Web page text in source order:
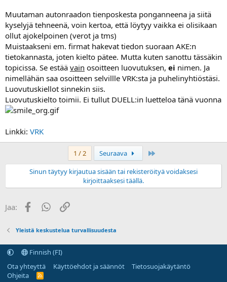
Muutaman autonraadon tienposkesta ponganneena ja siitä
kyselyjä tehneenä, voin kertoa, että löytyy vaikka ei olisikaan
ollut ajokelpoinen (verot ja tms)
Muistaakseni em. firmat hakevat tiedon suoraan AKE:n
tietokannasta, joten kielto pätee. Mutta kuten sanottu tässäkin
topicissa. Se estää vain osoitteen luovutuksen, ei nimen. Ja
nimellähän saa osoitteen selvillle VRK:sta ja puhelinyhtiöstäsi.
Luovutuskiellot sinnekin siis.
Luovutuskielto toimii. Ei tullut DUELL:in luetteloa tänä vuonna
Linkki: VRK
1 / 2 Seuraava
Sinun täytyy kirjautua sisään tai rekisteröityä voidaksesi
kirjoittaaksesi täällä.
Jaa: FacebookWhatsApp
Linkki
Yleistä keskustelua turvallisuudesta
Finnish (FI)
Ota yhteyttä
Käyttöehdot ja säännöt
Tietosuojakäytäntö
Ohjeita
R